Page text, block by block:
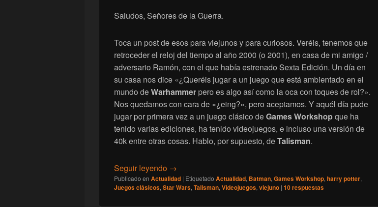
Saludos, Señores de la Guerra.
Toca un post de esos para viejunos y para curiosos. Veréis, tenemos que
retroceder el reloj del tiempo al año 2000 (o 2001), en casa de mi amigo /
adversario Ramón, con el que había estrenado Sexta Edición. Un día en
su casa nos dice «¿Queréis jugar a un juego que está ambientado en el
mundo deWarhammer pero es algo así como la oca con toques de rol?».
Nos quedamos con cara de «¿eing?», pero aceptamos. Y aquél día pude
jugar por primera vez a un juego clásico deGames Workshopque ha
tenido varias ediciones, ha tenido videojuegos, e incluso una versión de
40k entre otras cosas. Hablo, por supuesto, deTalisman.
Seguir leyendo [Juegos clásicos] Talismán, el juego de la oca de Warhammer
→
Publicado en Actualidad | Etiquetado Actualidad, Batman, Games Workshop, harry potter,
Juegos clásicos, Star Wars, Talisman, Videojuegos, viejuno | 10respuestas